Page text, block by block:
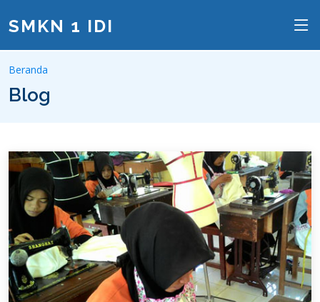
SMKN 1 IDI
Beranda
Blog